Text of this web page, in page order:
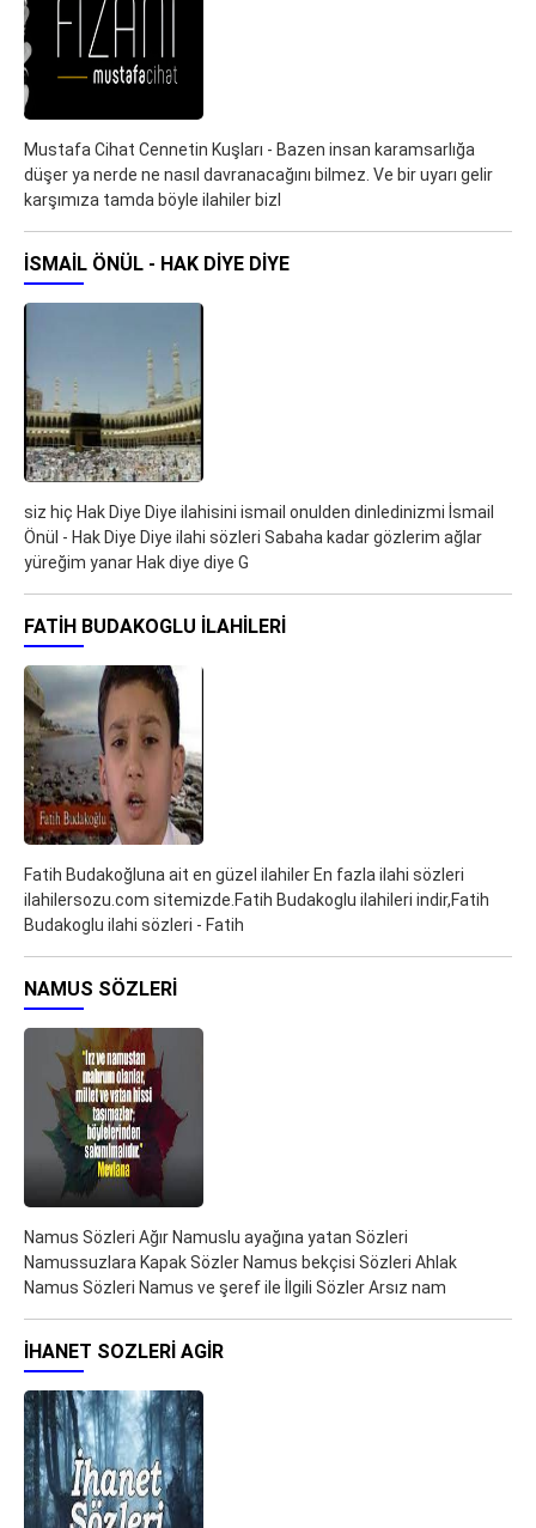
Mustafa Cihat Cennetin Kuşları - Bazen insan karamsarlığa
düşer ya nerde ne nasıl davranacağını bilmez. Ve bir uyarı gelir
karşımıza tamda böyle ilahiler bizl
İSMAIL ÖNÜL - HAK DIYE DIYE
siz hiç Hak Diye Diye ilahisini ismail onulden dinledinizmi İsmail
Önül - Hak Diye Diye ilahi sözleri Sabaha kadar gözlerim ağlar
yüreğim yanar Hak diye diye G
FATIH BUDAKOGLU ILAHILERI
Fatih Budakoğluna ait en güzel ilahiler En fazla ilahi sözleri
ilahilersozu.com sitemizde.Fatih Budakoglu ilahileri indir,Fatih
Budakoglu ilahi sözleri - Fatih
NAMUS SÖZLERI
Namus Sözleri Ağır Namuslu ayağına yatan Sözleri
Namussuzlara Kapak Sözler Namus bekçisi Sözleri Ahlak
Namus Sözleri Namus ve şeref ile İlgili Sözler Arsız nam
IHANET SOZLERI AGIR